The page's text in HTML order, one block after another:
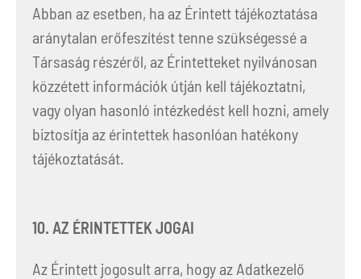
Abban az esetben, ha az Érintett tájékoztatása
aránytalan erőfeszítést tenne szükségessé a
Társaság részéről, az Érintetteket nyilvánosan
közzétett információk útján kell tájékoztatni,
vagy olyan hasonló intézkedést kell hozni, amely
biztosítja az érintettek hasonlóan hatékony
tájékoztatását.
10. AZ ÉRINTETTEK JOGAI
Az Érintett jogosult arra, hogy az Adatkezelő